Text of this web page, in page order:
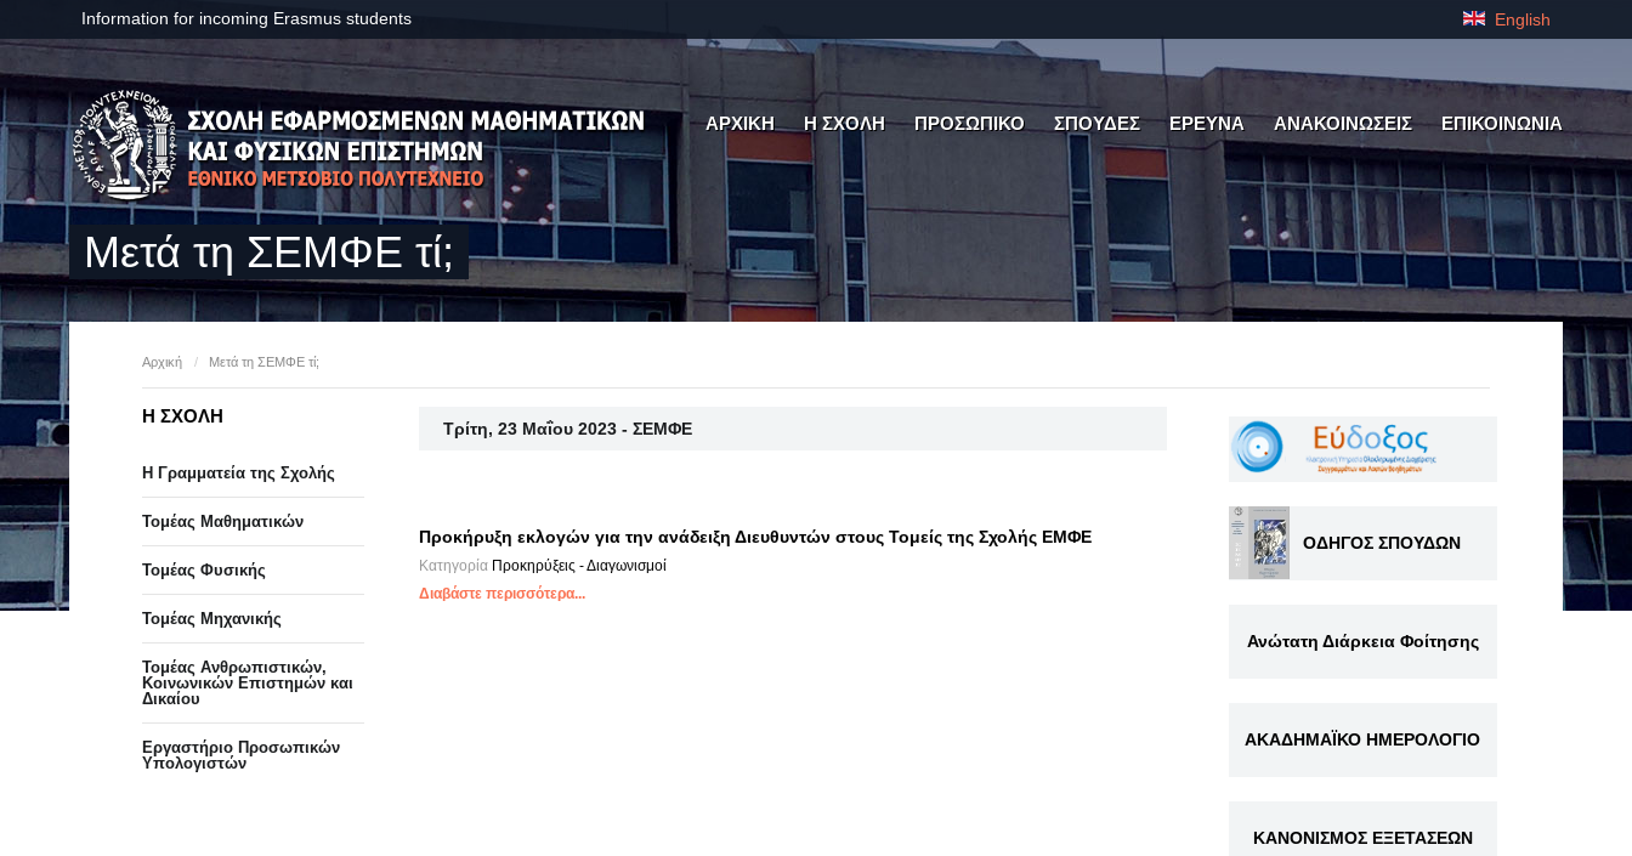
Information for incoming Erasmus students English
ΑΡΧΙΚΗ Η ΣΧΟΛΗ ΠΡΟΣΩΠΙΚΟ ΣΠΟΥΔΕΣ ΕΡΕΥΝΑ ΑΝΑΚΟΙΝΩΣΕΙΣ ΕΠΙΚΟΙΝΩΝΙΑ
Μετά τη ΣΕΜΦΕ τί;
Αρχική / Μετά τη ΣΕΜΦΕ τί;
Τρίτη, 23 Μαΐου 2023 - ΣΕΜΦΕ
Προκήρυξη εκλογών για την ανάδειξη Διευθυντών στους Τομείς της Σχολής ΕΜΦΕ
Κατηγορία Προκηρύξεις - Διαγωνισμοί
Διαβάστε περισσότερα...
Η ΣΧΟΛΗ
Η Γραμματεία της Σχολής
Τομέας Μαθηματικών
Τομέας Φυσικής
Τομέας Μηχανικής
Τομέας Ανθρωπιστικών,
Κοινωνικών Επιστημών και
Δικαίου
Eργαστήριo Προσωπικών
Υπολογιστών
ΟΔΗΓΟΣ ΣΠΟΥΔΩΝ
Ανώτατη Διάρκεια Φοίτησης
ΑΚΑΔΗΜΑΪΚΟ ΗΜΕΡΟΛΟΓΙΟ
ΚΑΝΟΝΙΣΜΟΣ ΕΞΕΤΑΣΕΩΝ